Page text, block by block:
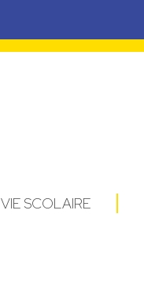
VIE SCOLAIRE